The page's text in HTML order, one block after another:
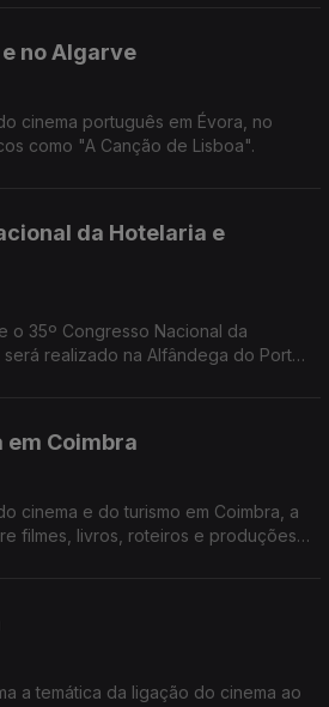
no Algarve
cinema português em Évora, no
como "A Canção de Lisboa".
da Hotelaria e
o 35º Congresso Nacional da
realizado na Alfândega do Porto,
em Coimbra
filmes, livros, roteiros e produções
a temática da ligação do cinema ao